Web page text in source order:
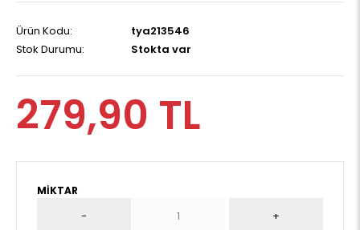
Ürün Kodu:
tya213546
Stok Durumu:
Stokta var
279,90 TL
MIKTAR